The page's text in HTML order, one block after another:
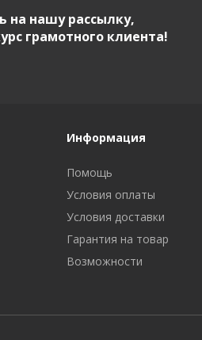
на нашу рассылку,
грамотного клиента!
Информация
Помощь
Условия оплаты
Условия доставки
Гарантия на товар
Возможности